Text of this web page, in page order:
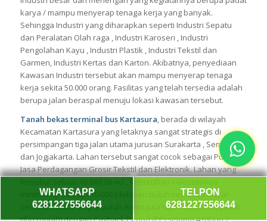
karya / mampu menyerap tenaga kerja yang banyak.
Sehingga Industri yang diharapkan seperti Industri Sepatu
dan Peralatan Olah raga , Industri Karoseri , Industri
Pengolahan Kayu , Industri Plastik , Industri Tekstil dan
Garmen, Industri Kertas dan Karton. Akibatnya, penyediaan
Kawasan Industri tersebut akan mampu menyerap tenaga
kerja sekita 50.000 orang. Fasilitas yang telah tersedia adalah
berupa jalan beraspal menuju lokasi kawasan tersebut.
Tanah bekas terminal bus Kartasura, berada di wilayah
Kecamatan Kartasura yang letaknya sangat strategis di
persimpangan tiga jalan utama jurusan Surakarta , Semarang
dan Jogjakarta. Lahan tersebut sangat cocok sebagai Pusat
Jasa Perdagangan Grosir Tekstil dan Elektronik. Lahan yang
minimal Rp 89.946.750.000 (delapan puluh sembilan milyar
sembilan ratus empat puluh enam juta tujuh ratus lima puluh
TELPON
6281227556644
WHATSAPP
6281227556644